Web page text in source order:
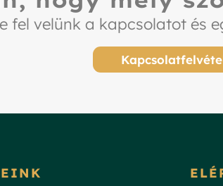
fel velünk a kapcsolatot és